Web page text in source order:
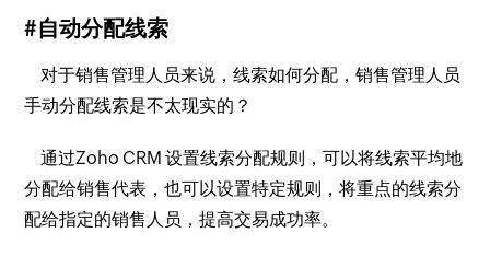
#自动分配线索
对于销售管理人员来说，线索如何分配，销售管理人员
手动分配线索是不太现实的？
通过Zoho CRM 设置线索分配规则，可以将线索平均地
分配给销售代表，也可以设置特定规则，将重点的线索分
配给指定的销售人员，提高交易成功率。